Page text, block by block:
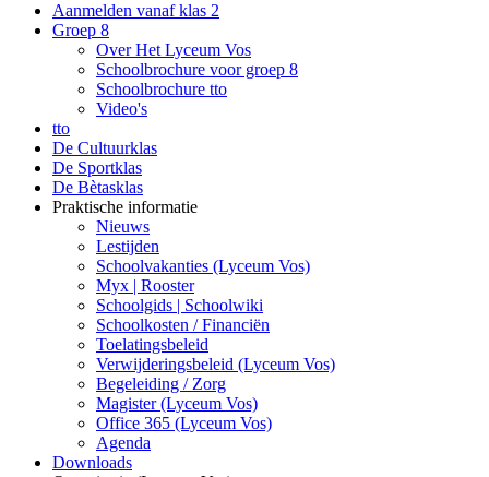
Aanmelden vanaf klas 2
Groep 8
Over Het Lyceum Vos
Schoolbrochure voor groep 8
Schoolbrochure tto
Video's
tto
De Cultuurklas
De Sportklas
De Bètasklas
Praktische informatie
Nieuws
Lestijden
Schoolvakanties (Lyceum Vos)
Myx | Rooster
Schoolgids | Schoolwiki
Schoolkosten / Financiën
Toelatingsbeleid
Verwijderingsbeleid (Lyceum Vos)
Begeleiding / Zorg
Magister (Lyceum Vos)
Office 365 (Lyceum Vos)
Agenda
Downloads